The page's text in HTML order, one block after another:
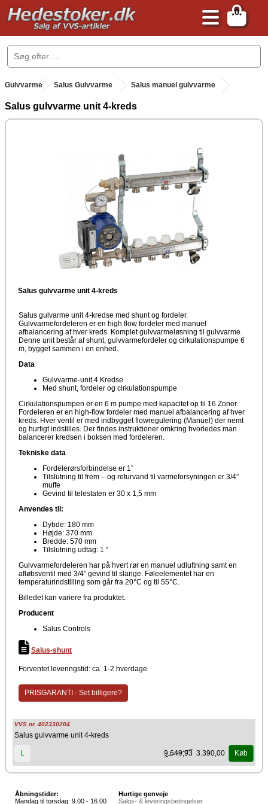
0
.
Gulvvarme . Salus Gulvvarme Salus manuel gulvvarme
Salus gulvvarme unit 4-kreds
Salus gulvvarme unit 4-kreds
Salus gulvarme unit 4-kredse med shunt og fordeler.
Gulvvarmefordeleren er en high flow fordeler med manuel
afbalancering af hver kreds. Komplet gulvvarmeløsning til gulvvarme.
Denne unit består af shunt, gulvvarmefordeler og cirkulationspumpe 6
m, bygget sammen i en enhed.
Data
Gulvvarme-unit 4 Kredse
Med shunt, fordeler og cirkulationspumpe
Cirkulationspumpen er en 6 m pumpe med kapacitet op til 16 Zoner.
Fordeleren er en high-flow fordeler med manuel afbalancering af hver
kreds. Hver ventil er med indbygget flowregulering (Manuel) der nemt
og hurtigt indstilles. Der findes instruktioner omkring hvorledes man
balancerer kredsen i boksen med fordeleren.
Tekniske data
Fordelerørsforbindelse er 1”
Tilslutning til frem – og returvand til varmeforsyningen er 3/4”
muffe
Gevind til telestaten er 30 x 1,5 mm
Anvendes til:
Dybde: 180 mm
Højde: 370 mm
Bredde: 570 mm
Tilslutning udtag: 1 "
Gulvvarmefordeleren har på hvert rør en manuel udluftning samt en
afløbsventil med 3/4” gevind til slange. Føleelementet har en
temperaturindstilling som går fra 20°C og til 55°C.
Billedet kan variere fra produktet.
Producent
Salus Controls
Salus-shunt
Forventet leveringstid: ca. 1-2 hverdage
PRISGARANTI - Set billigere?
VVS nr. 402330204
Salus gulvvarme unit 4-kreds
L 9.649,93 3.390,00 Køb
Åbningstider:
Mandag til torsdag: 9.00 - 16.00
Hurtige genveje
Salgs- & leveringsbetingelser